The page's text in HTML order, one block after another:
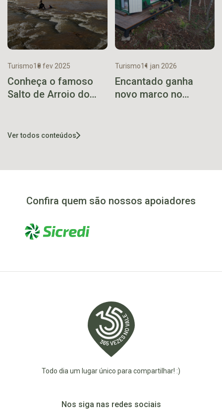
Turismo10 fev 2025
Conheça o famoso
Salto de Arroio do
Turismo11 jan 2026
Encantado ganha
novo marco no
Ver todos conteúdos
Confira quem são nossos apoiadores
Todo dia um lugar único para compartilhar! :)
Nos siga nas redes sociais